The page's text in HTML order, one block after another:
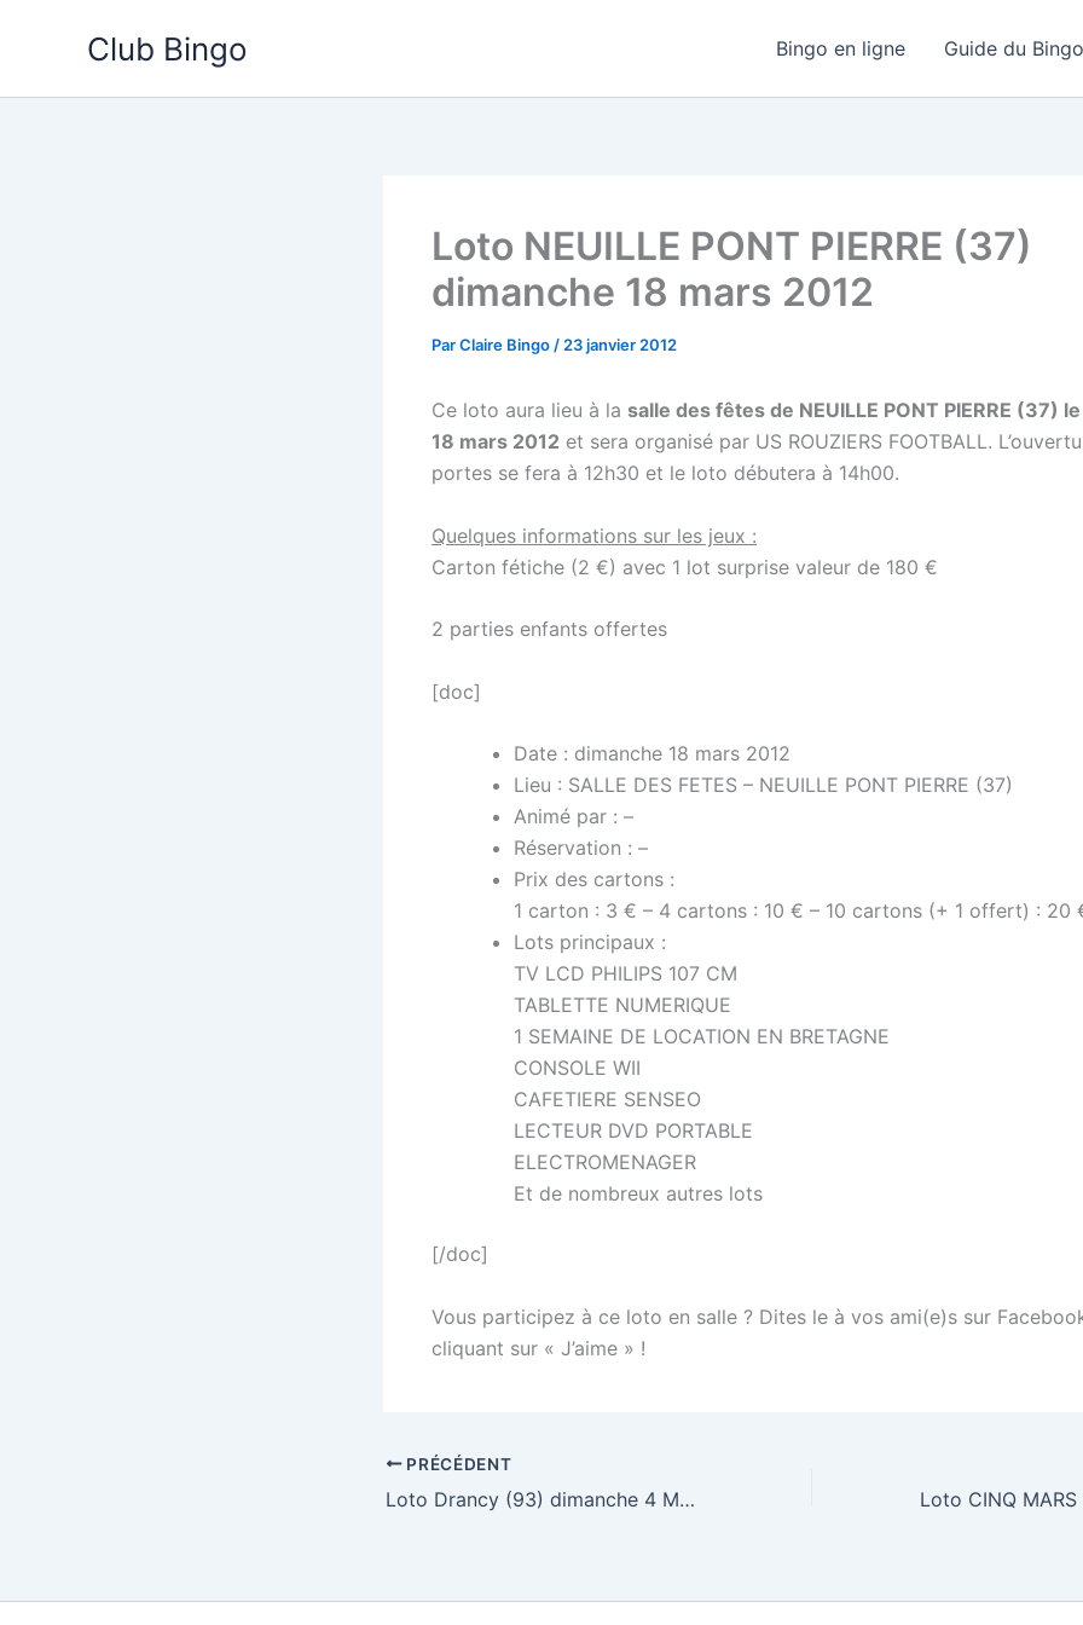
Club Bingo Bingo en ligne Guide du
Loto NEUILLE PONT PIERRE (37)
dimanche 18 mars 2012
ParClaire Bingo / 23 janvier 2012
Ce loto aura lieu à la salle des fêtes de NEUILLE PONT PIERRE (37)
18 mars 2012 et sera organisé par US ROUZIERS FOOTBALL.
portes se fera à 12h30 et le loto débutera à 14h00.
Quelques informations sur les jeux :
Carton fétiche (2 €) avec 1 lot surprise valeur de 180 €
2 parties enfants offertes
[doc]
Date : dimanche 18 mars 2012
Lieu : SALLE DES FETES – NEUILLE PONT PIERRE (37)
Animé par : –
Réservation : –
Prix des cartons :
1 carton : 3 € – 4 cartons : 10 € – 10 cartons (+ 1 offert) : 20
Lots principaux :
TV LCD PHILIPS 107 CM
TABLETTE NUMERIQUE
1 SEMAINE DE LOCATION EN BRETAGNE
CONSOLE WII
CAFETIERE SENSEO
LECTEUR DVD PORTABLE
ELECTROMENAGER
Et de nombreux autres lots
[/doc]
Vous participez à ce loto en salle ? Dites le à vos ami(e)s sur
cliquant sur « J’aime » !
PRÉCÉDENT
Loto Drancy (93) dimanche 4 Mars 2012